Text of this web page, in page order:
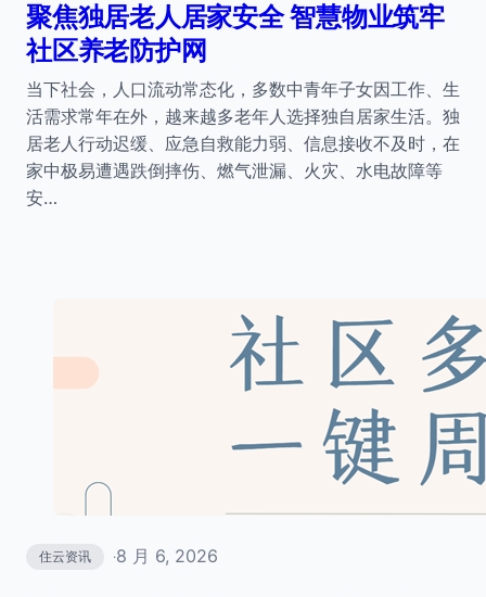
聚焦独居老人居家安全 智慧物业筑牢
社区养老防护网
当下社会，人口流动常态化，多数中青年子女因工作、生
活需求常年在外，越来越多老年人选择独自居家生活。独
居老人行动迟缓、应急自救能力弱、信息接收不及时，在
家中极易遭遇跌倒摔伤、燃气泄漏、火灾、水电故障等
安…
住云资讯 ·8 月 6, 2026